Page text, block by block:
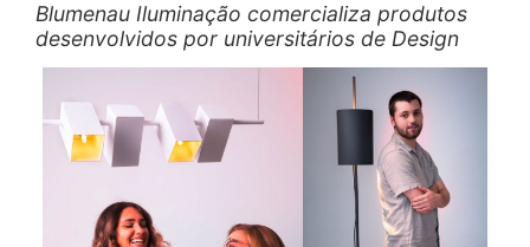
Blumenau Iluminação comercializa produtos
desenvolvidos por universitários de Design